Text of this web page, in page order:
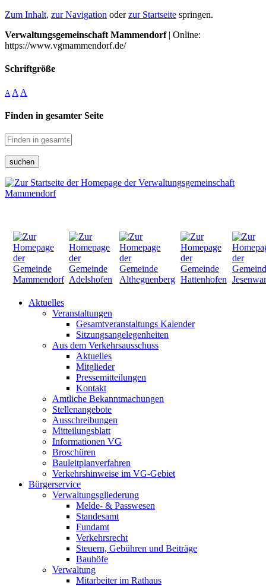
Zum Inhalt, zur Navigation oderzur Startseite springen.
Verwaltungsgemeinschaft Mammendorf| Online:
https://www.vgmammendorf.de/
Schriftgröße
A A A
Finden in gesamter Seite
suchen
Aktuelles
Veranstaltungen
Gesamtveranstaltungs Kalender
Sitzungsangelegenheiten
Aus dem Verkehrsausschuss
Aktuelles
Mitglieder
Pressemitteilungen
Kontakt
Amtliche Bekanntmachungen
Stellenangebote
Ausschreibungen
Mitteilungsblatt
Informationen VG
Broschüren
Bauleitplanverfahren
Verkehrshinweise im VG-Gebiet
Bürgerservice
Verwaltungsgliederung
Melde- & Passwesen
Standesamt
Fundamt
Verkehrsrecht
Steuern, Gebühren und Beiträge
Bauhöfe
Verwaltung
Mitarbeiter im Rathaus